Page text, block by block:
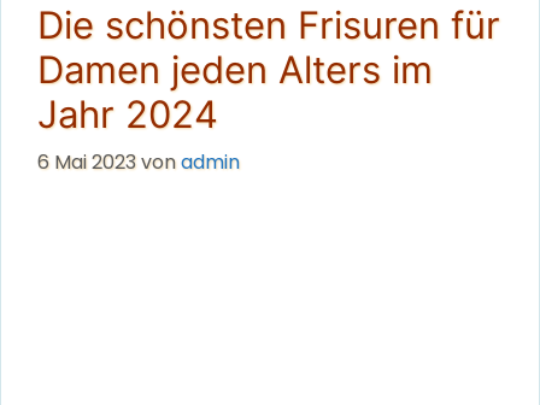
Die schönsten Frisuren für
Damen jeden Alters im
Jahr 2024
6 Mai 2023vonadmin